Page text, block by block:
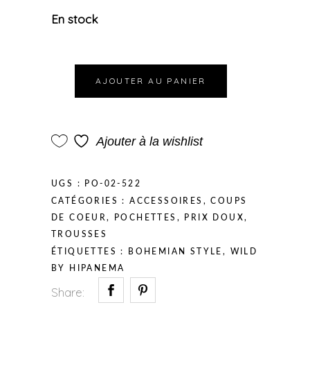
En stock
AJOUTER AU PANIER
Ajouter à la wishlist
UGS : PO-02-522
CATÉGORIES :ACCESSOIRES ,COUPS
DE COEUR, POCHETTES , PRIX DOUX,
TROUSSES
ÉTIQUETTES : BOHEMIAN STYLE , WILD
BY HIPANEMA
Share: